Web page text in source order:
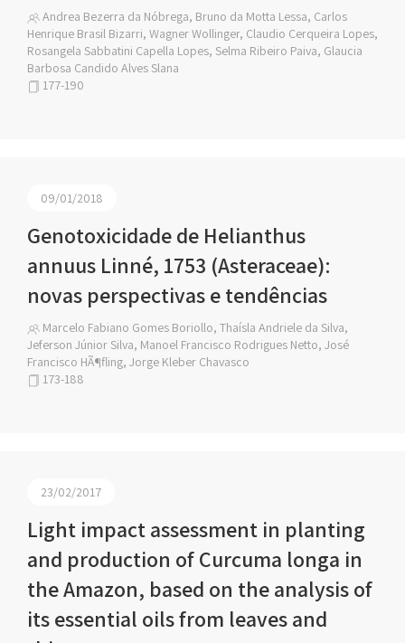
Andrea Bezerra da Nóbrega, Bruno da Motta Lessa, Carlos
Henrique Brasil Bizarri, Wagner Wollinger, Claudio Cerqueira Lopes,
Rosangela Sabbatini Capella Lopes, Selma Ribeiro Paiva, Glaucia
Barbosa Candido Alves Slana
177-190
09/01/2018
Genotoxicidade de Helianthus
annuus Linné, 1753 (Asteraceae):
novas perspectivas e tendências
Marcelo Fabiano Gomes Boriollo, Thaísla Andriele da Silva,
Jeferson Júnior Silva, Manoel Francisco Rodrigues Netto, José
Francisco HÃ¶fling, Jorge Kleber Chavasco
173-188
23/02/2017
Light impact assessment in planting
and production of Curcuma longa in
the Amazon, based on the analysis of
its essential oils from leaves and